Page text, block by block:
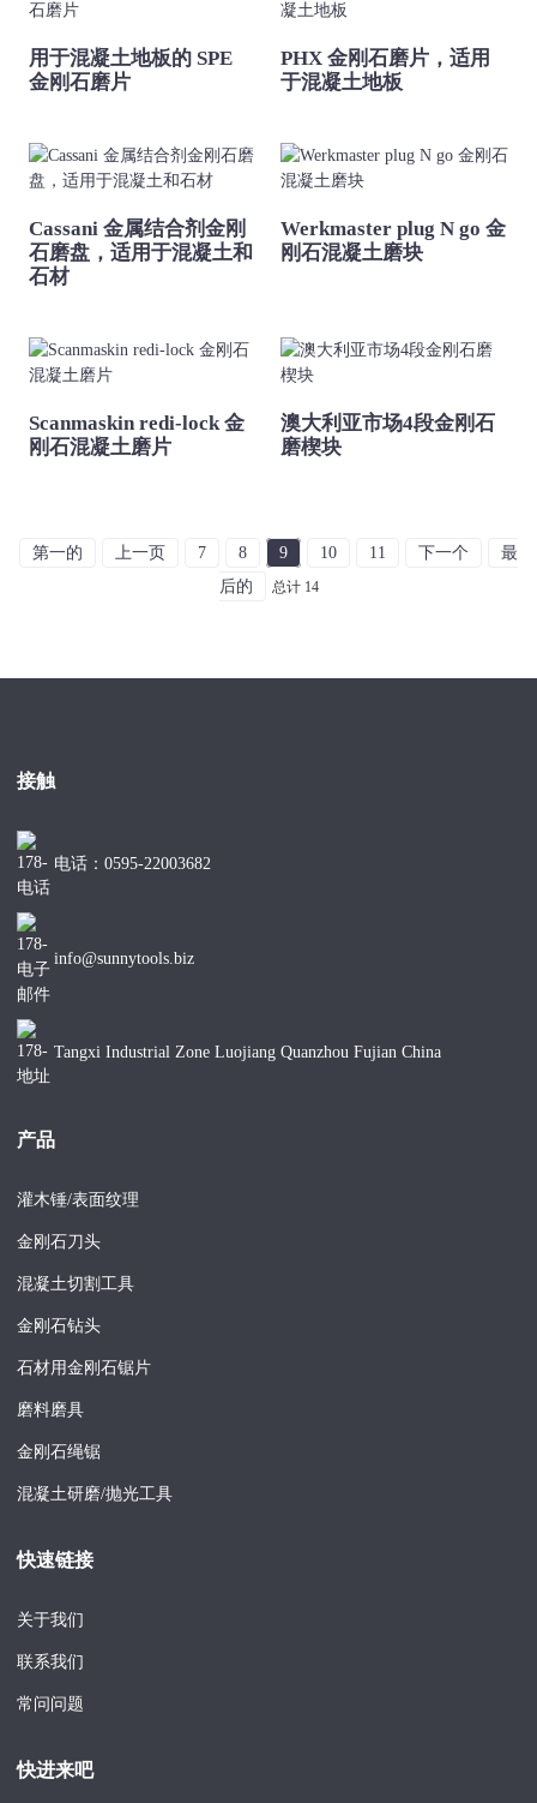
用于混凝土地板的 SPE
金刚石磨片
PHX 金刚石磨片，适用
于混凝土地板
Cassani 金属结合剂金刚
石磨盘，适用于混凝土和
石材
Werkmaster plug N go 金
刚石混凝土磨块
Scanmaskin redi-lock 金
刚石混凝土磨片
澳大利亚市场4段金刚石
磨楔块
第一的 上一页 7 8 9 10 11 下一个
最
后的
总计 14
接触
电话：0595-22003682
info@sunnytools.biz
Tangxi Industrial Zone Luojiang Quanzhou Fujian China
产品
灌木锤/表面纹理
金刚石刀头
混凝土切割工具
金刚石钻头
石材用金刚石锯片
磨料磨具
金刚石绳锯
混凝土研磨/抛光工具
快速链接
关于我们
联系我们
常问问题
快进来吧